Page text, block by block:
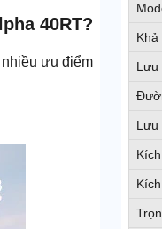
Lưu
Lưu
40RT?
ưu điểm